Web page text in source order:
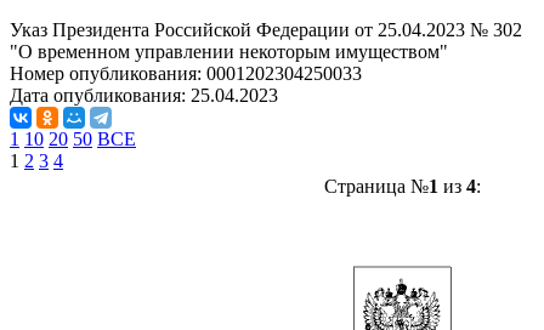
Указ Президента Российской Федерации от 25.04.2023 № 302
"О временном управлении некоторым имуществом"
Номер опубликования: 0001202304250033
Дата опубликования: 25.04.2023
1 10 20 50 ВСЕ
1 2 3 4
Страница №1 из 4: